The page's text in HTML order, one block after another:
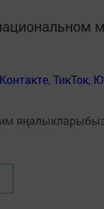
,ТикТок,